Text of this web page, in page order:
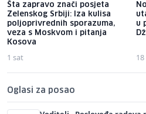
Šta zapravo znači posjeta
Zelenskog Srbiji: Iza kulisa
poljoprivrednih sporazuma,
veza s Moskvom i pitanja
Kosova
1 sat
u
Oglasi za posao